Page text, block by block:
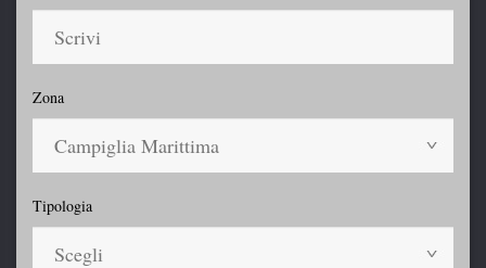
Zona
Campiglia Marittima
Tipologia
Scegli